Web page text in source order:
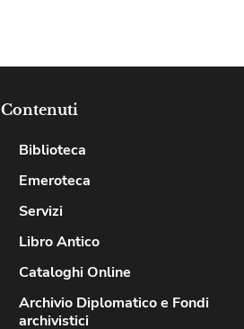
Contenuti
Biblioteca
Emeroteca
Servizi
Libro Antico
Cataloghi Online
Archivio Diplomatico e Fondi
archivistici